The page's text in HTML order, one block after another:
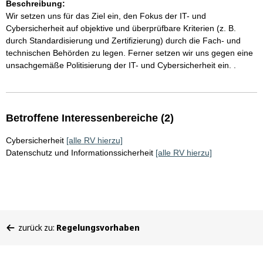
Beschreibung:
Wir setzen uns für das Ziel ein, den Fokus der IT- und
Cybersicherheit auf objektive und überprüfbare Kriterien (z. B.
durch Standardisierung und Zertifizierung) durch die Fach- und
technischen Behörden zu legen. Ferner setzen wir uns gegen eine
unsachgemäße Politisierung der IT- und Cybersicherheit ein. .
Betroffene Interessenbereiche (2)
Cybersicherheit [alle RV hierzu]
Datenschutz und Informationssicherheit [alle RV hierzu]
befinden
zurück zu: Regelungsvorhaben